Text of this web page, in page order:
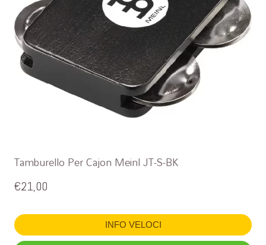
Tamburello Per Cajon Meinl JT-S-BK
€21,00
INFO VELOCI